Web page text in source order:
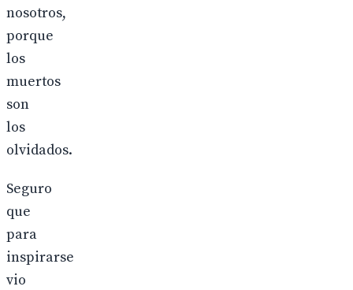
nosotros,
porque
los
muertos
son
los
olvidados.
Seguro
que
para
inspirarse
vio